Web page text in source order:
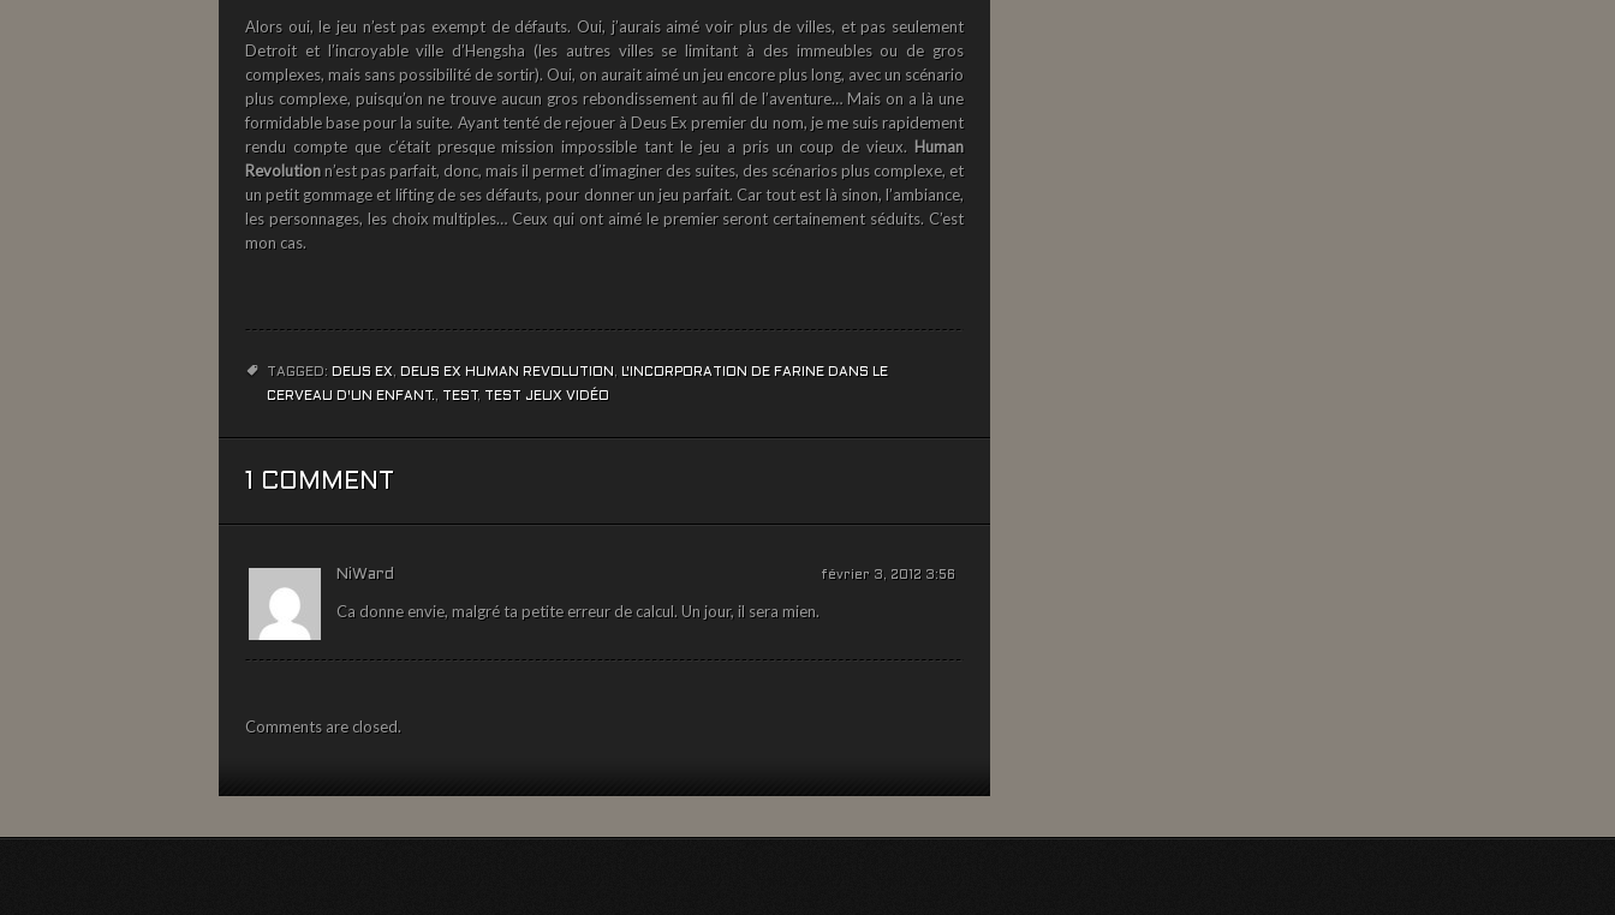
Alors oui, le jeu n’est pas exempt de défauts. Oui, j’aurais aimé voir plus de villes, et pas seulement
Detroit et l’incroyable ville d’Hengsha (les autres villes se limitant à des immeubles ou de gros
complexes, mais sans possibilité de sortir). Oui, on aurait aimé un jeu encore plus long, avec un scénario
plus complexe, puisqu’on ne trouve aucun gros rebondissement au fil de l’aventure… Mais on a là une
formidable base pour la suite. Ayant tenté de rejouer à Deus Ex premier du nom, je me suis rapidement
rendu compte que c’était presque mission impossible tant le jeu a pris un coup de vieux. Human
Revolution n’est pas parfait, donc, mais il permet d’imaginer des suites, des scénarios plus complexe, et
un petit gommage et lifting de ses défauts, pour donner un jeu parfait. Car tout est là sinon, l’ambiance,
les personnages, les choix multiples… Ceux qui ont aimé le premier seront certainement séduits. C’est
mon cas.
TAGGED: DEUS EX, DEUS EX HUMAN REVOLUTION , L'INCORPORATION DE FARINE DANS LE
CERVEAU D'UN ENFANT. , TEST, TEST JEUX VIDÉO
1 COMMENT
NiWard février 3, 2012 3:56
Ca donne envie, malgré ta petite erreur de calcul. Un jour, il sera mien.
Comments are closed.